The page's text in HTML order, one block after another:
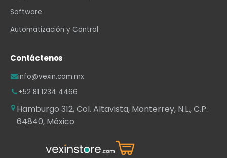
Software
Automatización y Control
Contáctenos
info@vexin.com.mx
+52 81 1234 4466
Hamburgo 312, Col. Altavista, Monterrey, N.L., C.P.
64840, México